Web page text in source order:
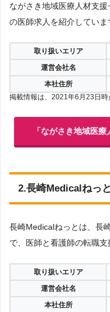
ながさき地域医療人材支
の医師求人を紹介していま
取り扱いエリア
運営会社名
本社住所
掲載情報は、2021年6月23日時
「ながさき地域医
2.長崎Medicalねっと
長崎Medicalねっとは、長
で、医師と看護師の転職支
取り扱いエリア
運営会社名
本社住所